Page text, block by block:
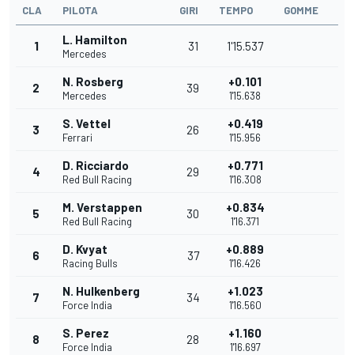
CLA PILOTA GIRI TEMPO GOMME
1 L. Hamilton
Mercedes
31 1'15.537
2 N. Rosberg
Mercedes
39 +0.101
1'15.638
3 S. Vettel
Ferrari
26 +0.419
1'15.956
4 D. Ricciardo
Red Bull Racing
29 +0.771
1'16.308
5 M. Verstappen
Red Bull Racing
30 +0.834
1'16.371
6 D. Kvyat
Racing Bulls
37 +0.889
1'16.426
7 N. Hulkenberg
Force India
34 +1.023
1'16.560
8 S. Perez
Force India
28 +1.160
1'16.697